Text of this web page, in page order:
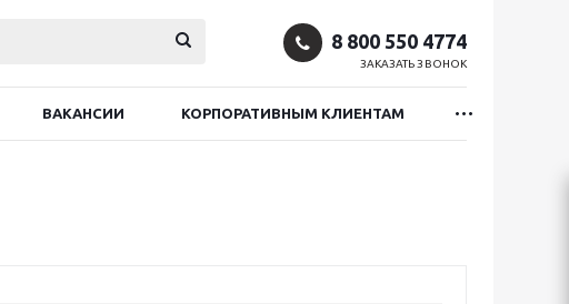
8 800 550 4774
ЗАКАЗАТЬ ЗВОНОК
ВАКАНСИИ КОРПОРАТИВНЫМ КЛИЕНТАМ